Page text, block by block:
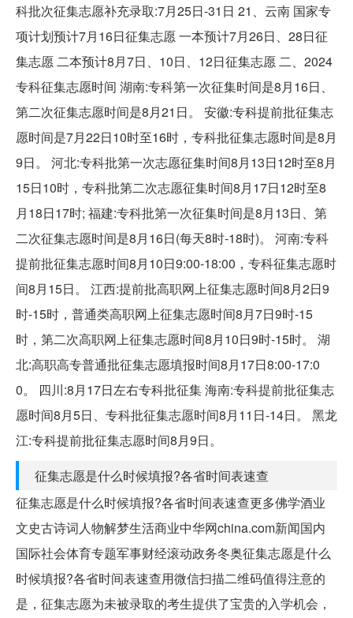
科批次征集志愿补充录取:7月25日-31日 21、云南 国家专
项计划预计7月16日征集志愿 一本预计7月26日、28日征
集志愿 二本预计8月7日、10日、12日征集志愿 二、2024
专科征集志愿时间 湖南:专科第一次征集时间是8月16日、
第二次征集志愿时间是8月21日。 安徽:专科提前批征集志
愿时间是7月22日10时至16时，专科批征集志愿时间是8月
9日。 河北:专科批第一次志愿征集时间8月13日12时至8月
15日10时，专科批第二次志愿征集时间8月17日12时至8
月18日17时; 福建:专科批第一次征集时间是8月13日、第
二次征集志愿时间是8月16日(每天8时-18时)。 河南:专科
提前批征集志愿时间8月10日9:00-18:00，专科征集志愿时
间8月15日。 江西:提前批高职网上征集志愿时间8月2日9
时-15时，普通类高职网上征集志愿时间8月7日9时-15
时，第二次高职网上征集志愿时间8月10日9时-15时。 湖
北:高职高专普通批征集志愿填报时间8月17日8:00-17:0
0。 四川:8月17日左右专科批征集 海南:专科提前批征集志
愿时间8月5日、专科批征集志愿时间8月11日-14日。 黑龙
江:专科提前批征集志愿时间8月9日。
征集志愿是什么时候填报?各省时间表速查
征集志愿是什么时候填报?各省时间表速查更多佛学酒业
文史古诗词人物解梦生活商业中华网china.com新闻国内
国际社会体育专题军事财经滚动政务冬奥征集志愿是什么
时候填报?各省时间表速查用微信扫描二维码值得注意的
是，征集志愿为未被录取的考生提供了宝贵的入学机会，